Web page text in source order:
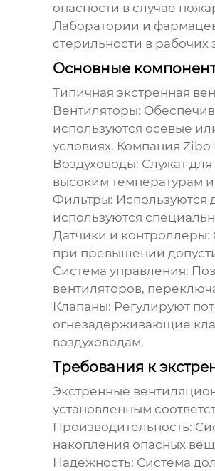
опасности в случае
Лаборатории и
стерильности в рабочих
Основные
Типичная экстренная
Вентиляторы:
используются осевые
условиях. Компания Zibo
Воздуховоды: Служат
высоким температурам
Фильтры: Используются
используются
Датчики и контроллеры:
при превышении
Система управления:
вентиляторов,
Клапаны: Регулируют
огнезадерживающие
воздуховодам.
Требования к
Экстренные
установленным
Производительность:
накопления опасных
Надежность: Система